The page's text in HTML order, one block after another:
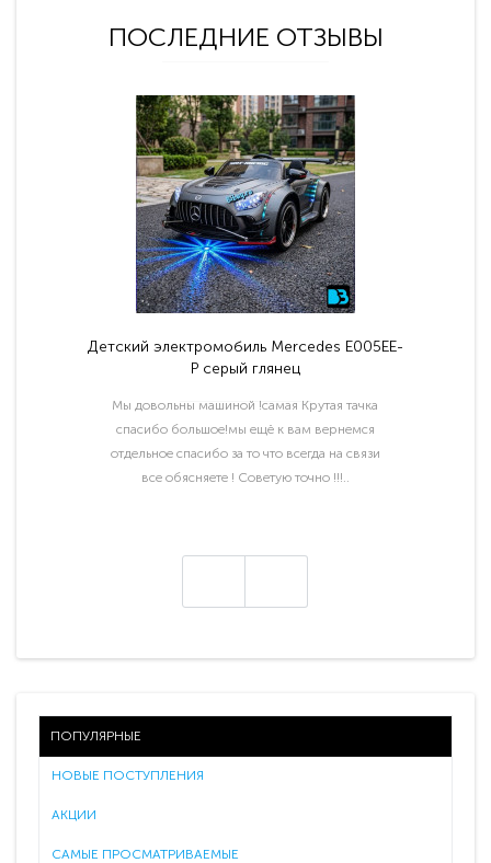
ПОСЛЕДНИЕ ОТЗЫВЫ
Детский электромобиль Mercedes E005EE-
P серый глянец
Мы довольны машиной !самая Крутая тачка
спасибо большое!мы ещё к вам вернемся
отдельное спасибо за то что всегда на связи
все обясняете ! Советую точно !!!..
ПОПУЛЯРНЫЕ
НОВЫЕ ПОСТУПЛЕНИЯ
АКЦИИ
САМЫЕ ПРОСМАТРИВАЕМЫЕ